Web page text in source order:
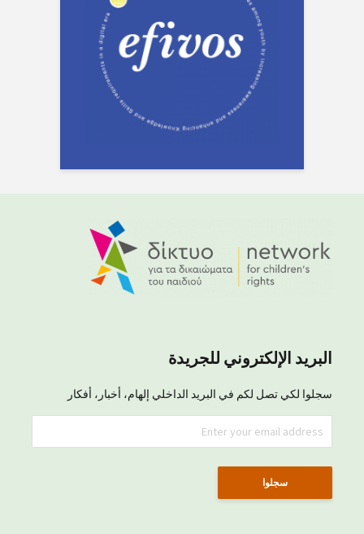
البريد الإلكتروني للجريدة
سجلوا لكي تصل لكم في البريد الداخلي إلهام، أخبار، أفكار